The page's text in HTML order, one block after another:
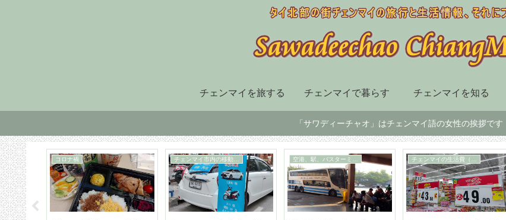
チェンマイを旅する チェンマイで暮らす チェンマイを知る
「サワディーチャオ」はチェンマイ語の女性の挨拶です
住まい探し TM30 チェンマイ市内の移動手段 スーパー、デパート、ショッピングセンター